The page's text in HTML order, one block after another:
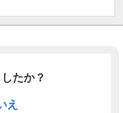
たか？
え